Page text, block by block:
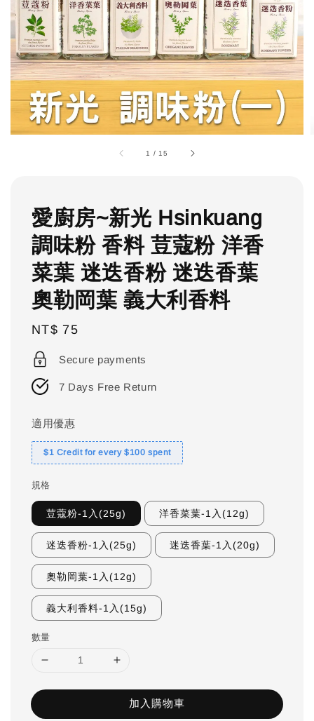
1 /15
愛廚房~新光 Hsinkuang
調味粉 香料 荳蔻粉 洋香
菜葉 迷迭香粉 迷迭香葉
奧勒岡葉 義大利香料
Regular
price
NT$ 75
Secure payments
7 Days Free Return
適用優惠
$1 Credit for every $100 spent
規格
荳蔻粉-1入(25g) 洋香菜葉-1入(12g)
迷迭香粉-1入(25g) 迷迭香葉-1入(20g)
奧勒岡葉-1入(12g)
義大利香料-1入(15g)
數量
加入購物車